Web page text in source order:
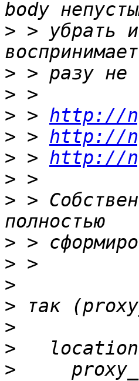
> > убрать
>
>
> > http://
> > http://
> > http://
>
> >
>
>
>
>
>
>
>